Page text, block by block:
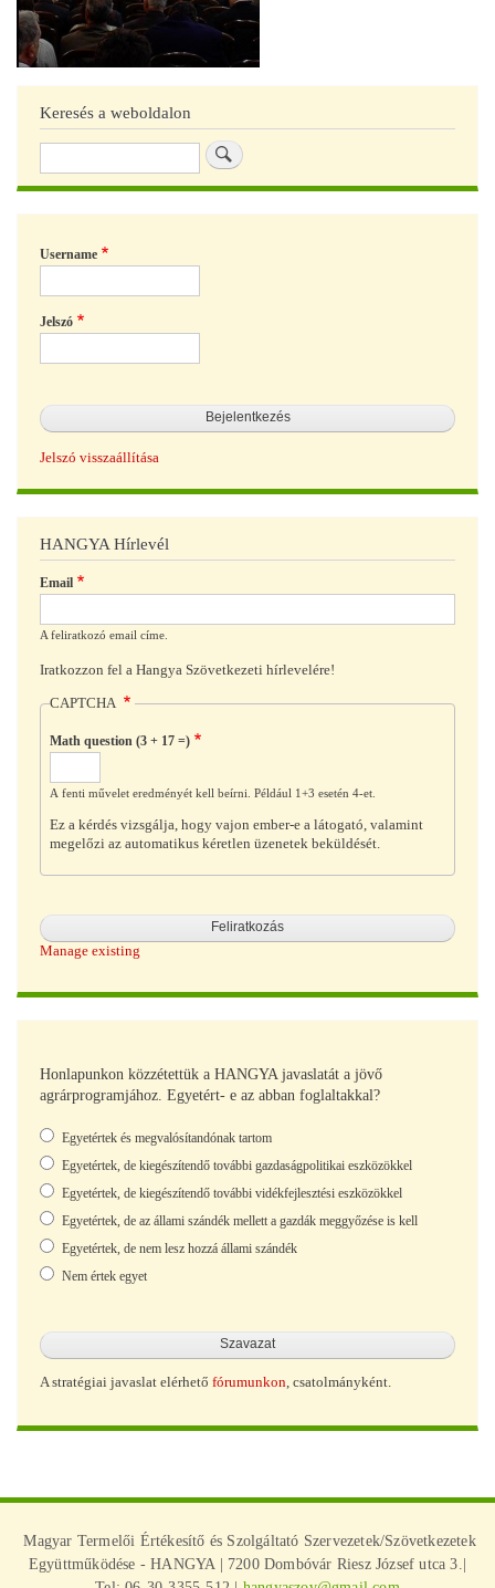
Keresés a weboldalon
Username
Jelszó
Jelszó visszaállítása
HANGYA Hírlevél
Email
A feliratkozó email címe.
Iratkozzon fel a Hangya Szövetkezeti hírlevelére!
CAPTCHA
Math question (3 + 17 =)
A fenti művelet eredményét kell beírni. Például 1+3 esetén 4-et.
Ez a kérdés vizsgálja, hogy vajon ember-e a látogató, valamint
megelőzi az automatikus kéretlen üzenetek beküldését.
Manage existing
Honlapunkon közzétettük a HANGYA javaslatát a jövő
agrárprogramjához. Egyetért- e az abban foglaltakkal?
Választások
Egyetértek és megvalósítandónak tartom
Egyetértek, de kiegészítendő további gazdaságpolitikai eszközökkel
Egyetértek, de kiegészítendő további vidékfejlesztési eszközökkel
Egyetértek, de az állami szándék mellett a gazdák meggyőzése is kell
Egyetértek, de nem lesz hozzá állami szándék
Nem értek egyet
A stratégiai javaslat elérhető fórumunkon, csatolmányként.
Magyar Termelői Értékesítő és Szolgáltató Szervezetek/Szövetkezetek
Együttműködése - HANGYA | 7200 Dombóvár Riesz József utca 3.|